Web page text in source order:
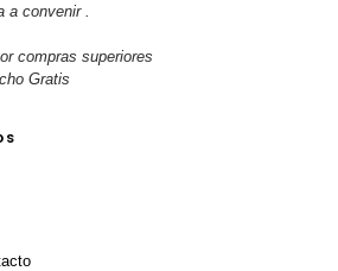
a convenir .
compras superiores
Gratis